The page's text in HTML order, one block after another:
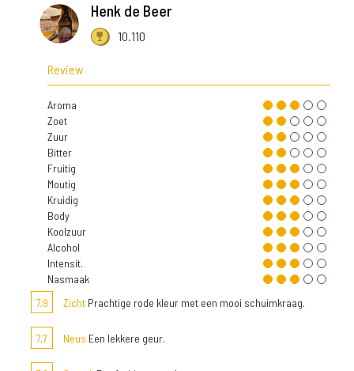
Henk de Beer
10.110
Review
Aroma
Zoet
Zuur
Bitter
Fruitig
Moutig
Kruidig
Body
Koolzuur
Alcohol
Intensit.
Nasmaak
7,9
Zicht Prachtige rode kleur met een mooi schuimkraag.
7,7 Neus Een lekkere geur.